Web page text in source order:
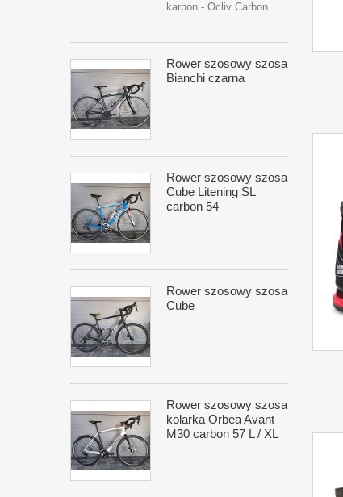
karbon - Ocliv Carbon...
Rower szosowy szosa
Bianchi czarna
Rower szosowy szosa
Cube Litening SL
carbon 54
Rower szosowy szosa
Cube
Rower szosowy szosa
kolarka Orbea Avant
M30 carbon 57 L / XL